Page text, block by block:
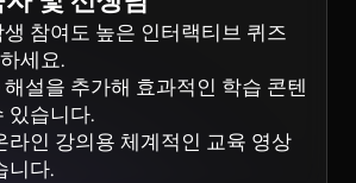
참여도 높은 인터랙티브 퀴즈
세요.
설을 추가해 효과적인 학습 콘텐
있습니다.
라인 강의용 체계적인 교육 영상
니다.